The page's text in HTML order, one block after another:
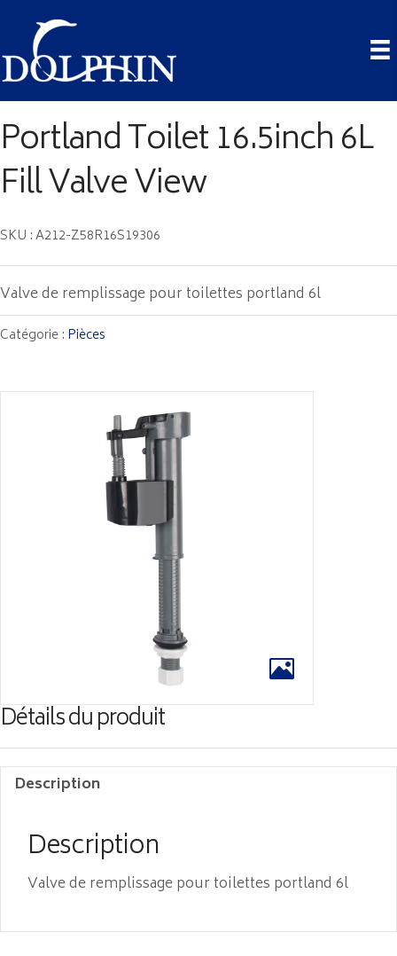
Portland Toilet 16.5inch 6L
Fill Valve View
SKU : A212-Z58R16S19306
Valve de remplissage pour toilettes portland 6l
Catégorie : Pièces
Détails du produit
Description
Description
Valve de remplissage pour toilettes portland 6l